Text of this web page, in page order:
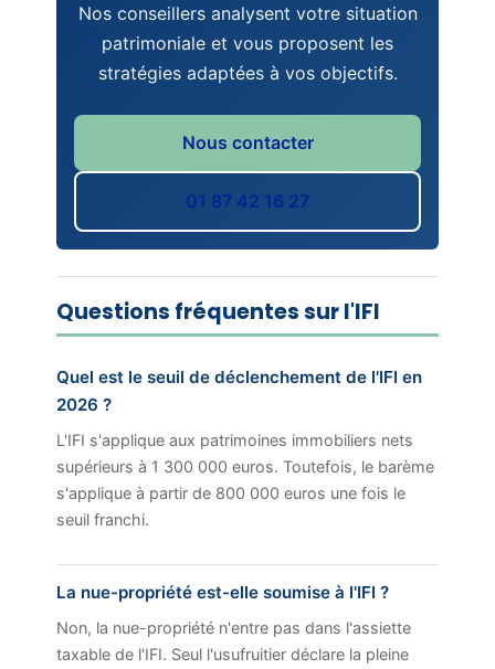
Nos conseillers analysent votre situation
patrimoniale et vous proposent les
stratégies adaptées à vos objectifs.
Nous contacter
01 87 42 16 27
Questions fréquentes sur l'IFI
Quel est le seuil de déclenchement de l'IFI en
2026 ?
L'IFI s'applique aux patrimoines immobiliers nets
supérieurs à 1 300 000 euros. Toutefois, le barème
s'applique à partir de 800 000 euros une fois le
seuil franchi.
La nue-propriété est-elle soumise à l'IFI ?
Non, la nue-propriété n'entre pas dans l'assiette
taxable de l'IFI. Seul l'usufruitier déclare la pleine